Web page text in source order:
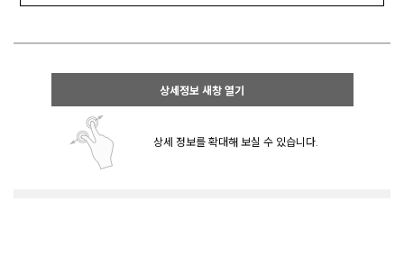
상세정보 새창 열기
상세 정보를 확대해 보실 수 있습니다.